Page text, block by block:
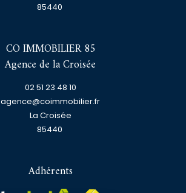
85440
CO IMMOBILIER 85
Agence de la Croisée
02 51 23 48 10
agence@coimmobilier.fr
La Croisée
85440
Adhérents